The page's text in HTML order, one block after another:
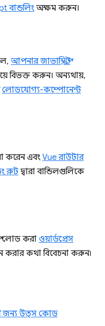
বান্ডলিং অক্ষম করুন।
আপনার জাভাস্ক্রিপ্ট
বিভক্ত করুন। অন্যথায়,
লোডযোগ্য-কম্পোনেন্ট
করেন এবং Vue রাউটার
রুটদ্বারা বান্ডিলগুলিকে
লোড করা ওয়ার্ডপ্রেস
করার কথা বিবেচনা করুন৷
জন্য উত্স কোড